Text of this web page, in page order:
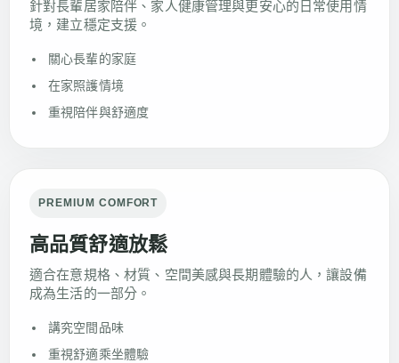
針對長輩居家陪伴、家人健康管理與更安心的日常使用情
境，建立穩定支援。
關心長輩的家庭
在家照護情境
重視陪伴與舒適度
PREMIUM COMFORT
高品質舒適放鬆
適合在意規格、材質、空間美感與長期體驗的人，讓設備
成為生活的一部分。
講究空間品味
重視舒適乘坐體驗